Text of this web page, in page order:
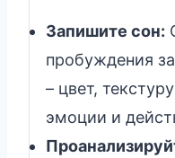
Запишите сон:
пробуждения
– цвет,
эмоции и